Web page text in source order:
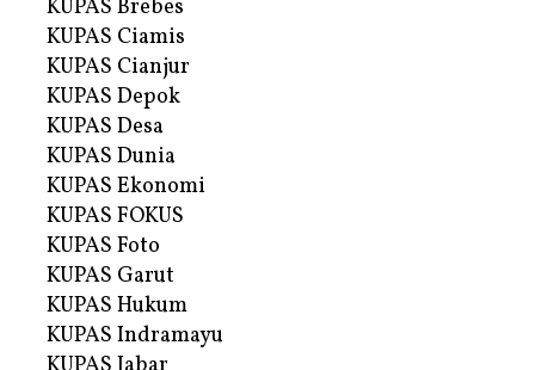
KUPAS Brebes
KUPAS Ciamis
KUPAS Cianjur
KUPAS Depok
KUPAS Desa
KUPAS Dunia
KUPAS Ekonomi
KUPAS FOKUS
KUPAS Foto
KUPAS Garut
KUPAS Hukum
KUPAS Indramayu